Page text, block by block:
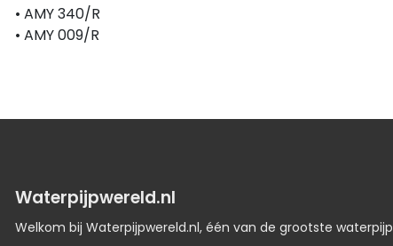
• AMY 340/R
• AMY 009/R
Waterpijpwereld.nl
Welkom bij Waterpijpwereld.nl, één van de grootste waterpijp